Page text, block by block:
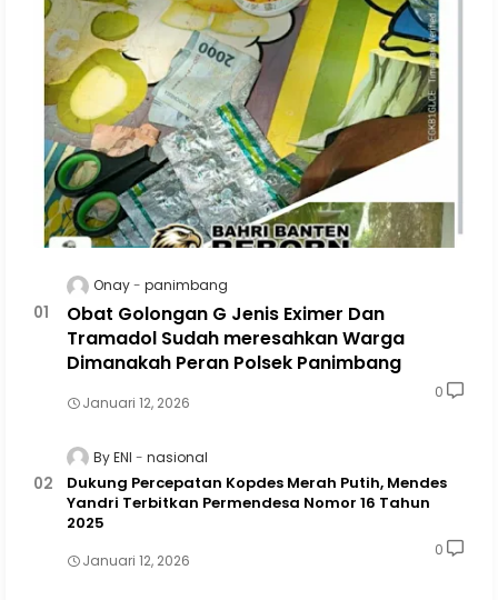
Onay panimbang
Obat Golongan G Jenis Eximer Dan
Tramadol Sudah meresahkan Warga
Dimanakah Peran Polsek Panimbang
Januari 12, 2026
0
By ENI nasional
Dukung Percepatan Kopdes Merah Putih, Mendes
Yandri Terbitkan Permendesa Nomor 16 Tahun
2025
Januari 12, 2026
0